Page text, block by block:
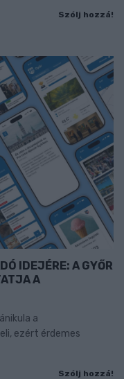
Szólj hozzá!
IDEJÉRE: A GYŐR
A
a
ezért érdemes
Szólj hozzá!